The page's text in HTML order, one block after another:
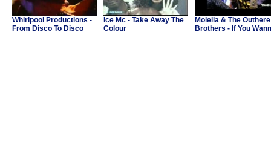
Whirlpool Productions -
From Disco To Disco
Ice Mc - Take Away The
Colour
Molella & The Outhere
Brothers - If You